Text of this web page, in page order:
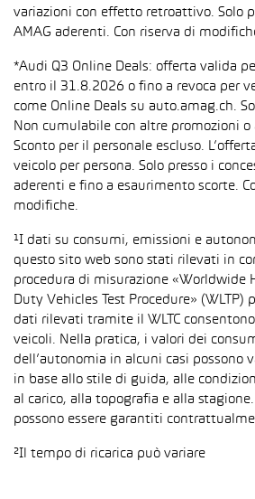
variazioni con effetto retroattivo. Solo
AMAG aderenti. Con riserva di
*Audi Q3 Online Deals: offerta valida
entro il 31.8.2026 o fino a revoca per
come Online Deals su auto.amag.ch.
Non cumulabile con altre promozioni
Sconto per il personale escluso.
veicolo per persona. Solo presso i
aderenti e fino a esaurimento scorte.
modifiche.
¹I dati su consumi, emissioni e
questo sito web sono stati rilevati in
procedura di misurazione «Worldwide
Duty Vehicles Test Procedure»
dati rilevati tramite il WLTC
veicoli. Nella pratica, i valori dei
dell’autonomia in alcuni casi possono
in base allo stile di guida, alle
al carico, alla topografia e alla
possono essere garantiti
²Il tempo di ricarica può variare